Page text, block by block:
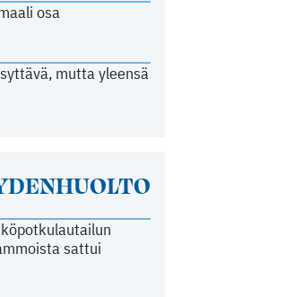
osa
mutta yleensä
sattui